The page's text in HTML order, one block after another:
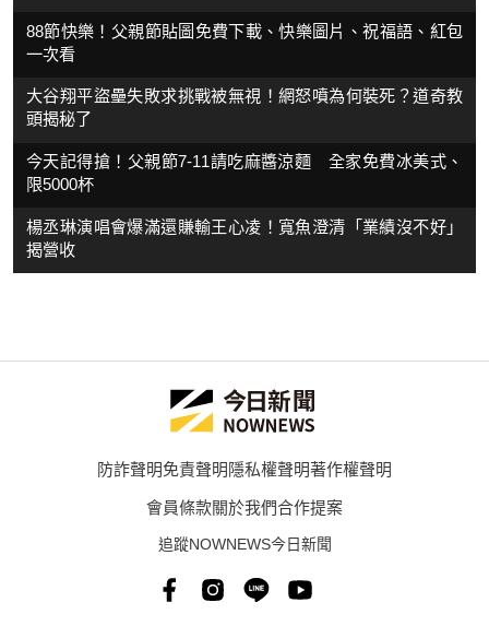
88節快樂！父親節貼圖免費下載、快樂圖片、祝福語、紅包
一次看
大谷翔平盜壘失敗求挑戰被無視！網怒噴為何裝死？道奇教
頭揭秘了
今天記得搶！父親節7-11請吃麻醬涼麵 全家免費冰美式、
限5000杯
楊丞琳演唱會爆滿還賺輸王心凌！寬魚澄清「業績沒不好」
揭營收
防詐聲明免責聲明隱私權聲明著作權聲明
會員條款關於我們合作提案
追蹤NOWNEWS今日新聞